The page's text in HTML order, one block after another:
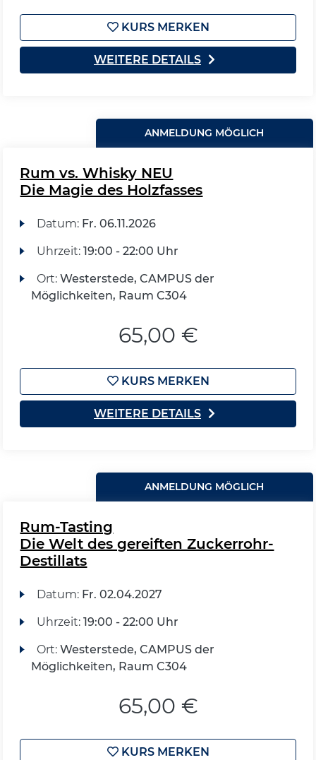
KURS MERKEN
WEITERE DETAILS
ANMELDUNG MÖGLICH
Rum vs. Whisky NEU
Die Magie des Holzfasses
Datum: Fr. 06.11.2026
Uhrzeit: 19:00 - 22:00 Uhr
Ort: Westerstede, CAMPUS der
Möglichkeiten, Raum C304
65,00 €
KURS MERKEN
WEITERE DETAILS
ANMELDUNG MÖGLICH
Rum-Tasting
Die Welt des gereiften Zuckerrohr-
Destillats
Datum: Fr. 02.04.2027
Uhrzeit: 19:00 - 22:00 Uhr
Ort: Westerstede, CAMPUS der
Möglichkeiten, Raum C304
65,00 €
KURS MERKEN